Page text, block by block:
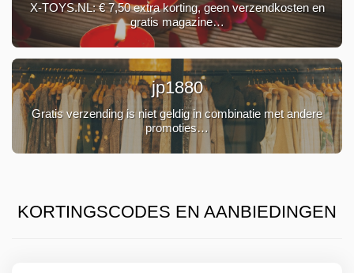
jp1880
Gratis verzending is niet geldig in combinatie met andere
promoties…
X-TOYS.NL: € 7,50 extra korting, geen verzendkosten en
gratis magazine…
KORTINGSCODES EN AANBIEDINGEN